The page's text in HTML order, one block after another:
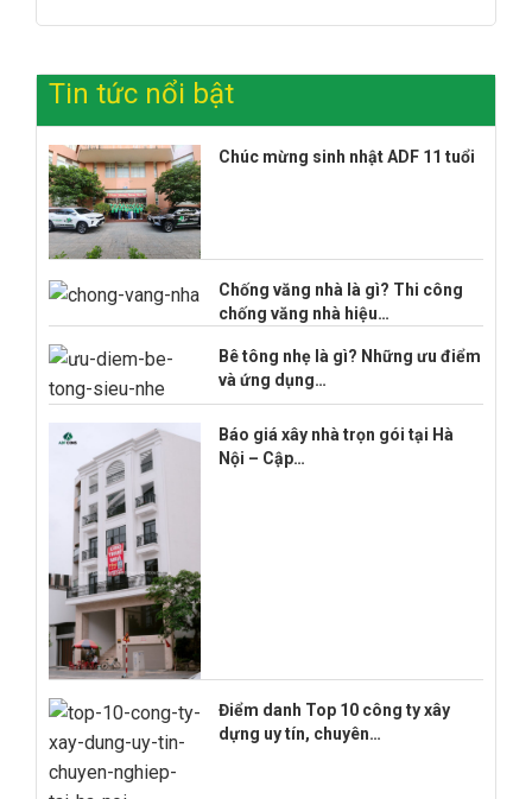
Tin tức nổi bật
Chúc mừng sinh nhật ADF 11 tuổi
Chống văng nhà là gì? Thi công
chống văng nhà hiệu…
Bê tông nhẹ là gì? Những ưu điểm
và ứng dụng…
Báo giá xây nhà trọn gói tại Hà
Nội – Cập…
Điểm danh Top 10 công ty xây
dựng uy tín, chuyên…